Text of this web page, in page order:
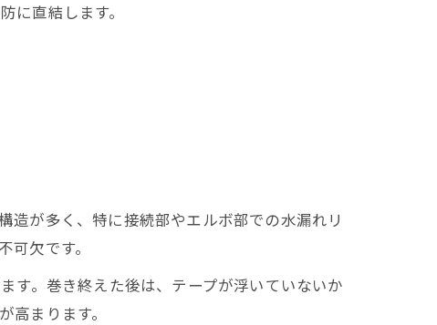
直結します。
造が多く、特に接続部やエルボ部での水漏れリ
欠です。
す。巻き終えた後は、テープが浮いていないか
まります。